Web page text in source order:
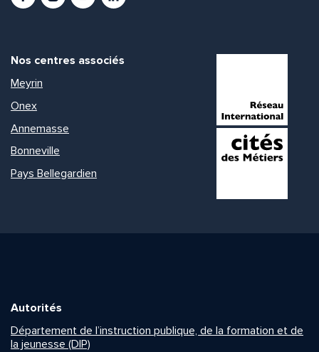
Nos centres associés
Meyrin
Onex
Annemasse
Bonneville
Pays Bellegardien
Autorités
Département de l’instruction publique, de la formation et de
la jeunesse (DIP)